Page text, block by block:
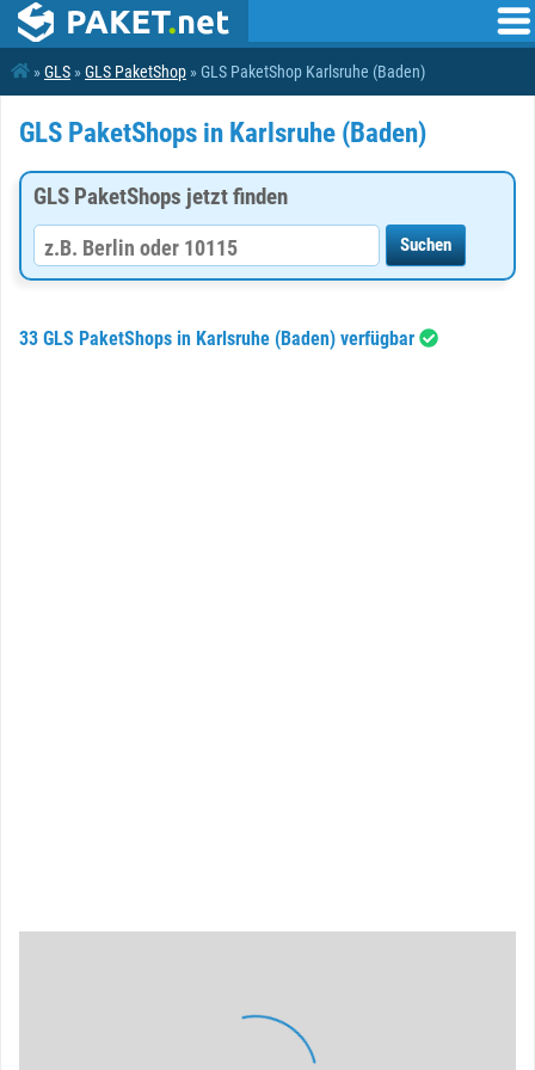
»GLS »GLS PaketShop » GLS PaketShop Karlsruhe (Baden)
GLS PaketShops in Karlsruhe (Baden)
GLS PaketShops jetzt finden
33 GLS PaketShops in Karlsruhe (Baden) verfügbar